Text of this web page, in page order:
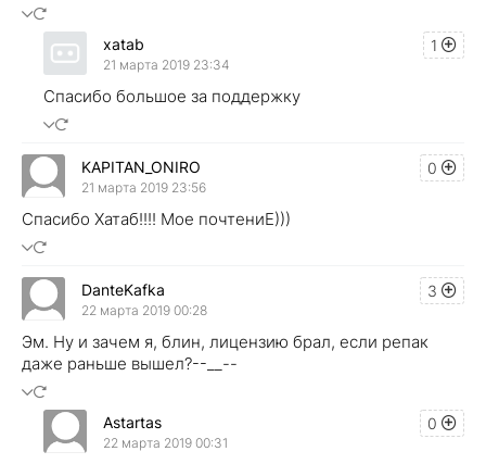
1
xatab
21 марта 2019 23:34
Спасибо большое за поддержку
0
KAPITAN_ONIRO
21 марта 2019 23:56
Спасибо Хатаб!!!! Мое почтениЕ)))
3
DanteKafka
22 марта 2019 00:28
Эм. Ну и зачем я, блин, лицензию брал, если репак
даже раньше вышел?--__--
0
Astartas
22 марта 2019 00:31